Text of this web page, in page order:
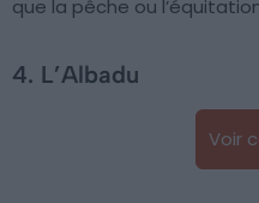
que la pêche ou
4. L’Albadu
Voir